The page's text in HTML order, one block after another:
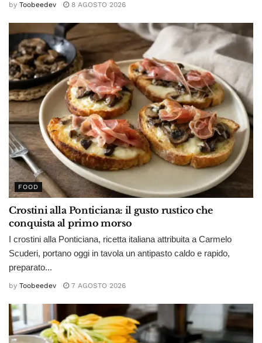
by Toobeedev 8 AGOSTO 2026
FOOD
Crostini alla Ponticiana: il gusto rustico che
conquista al primo morso
I crostini alla Ponticiana, ricetta italiana attribuita a Carmelo
Scuderi, portano oggi in tavola un antipasto caldo e rapido,
preparato...
by Toobeedev 7 AGOSTO 2026